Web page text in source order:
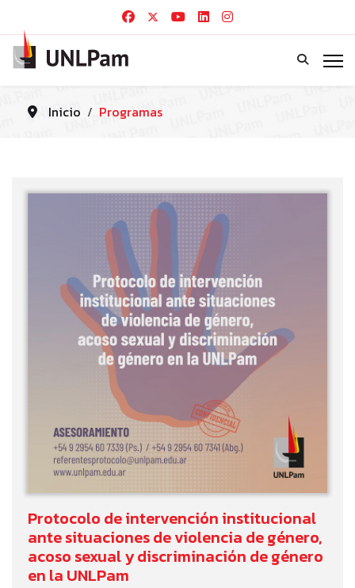
Inicio Programas
Protocolo de intervención institucional
ante situaciones de violencia de género,
acoso sexual y discriminación de género
en la UNLPam